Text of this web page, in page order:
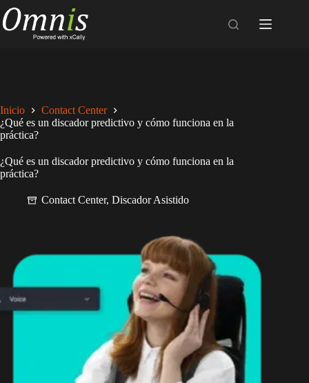
Saltar
al
contenido
Inicio
Contact Center
¿Qué es un discador predictivo y cómo funciona en la
práctica?
¿Qué es un discador predictivo y cómo funciona en la
práctica?
Contact Center, Discador Asistido